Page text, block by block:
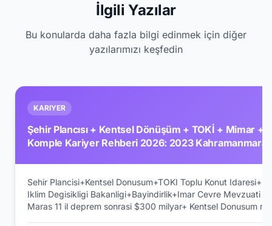
İlgili Yazılar
Bu konularda daha fazla bilgi edinmek için diğer
yazılarımızı keşfedin
KARIYER
Şehir Plancısı + Kentsel Dönüşüm + TOKİ + Mimar +
Komple Kariyer Rehberi 2026: 2023
Sehir Plancisi+Kentsel Donusum+TOKI Toplu Konut
Iklim Degisikligi Bakanligi+Bayindirlik+Imar Cevre Mevzuati
Maras 11 il deprem sonrasi $300 milyar+ Kentsel Donusum